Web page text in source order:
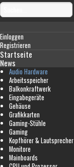
Einloggen
Registrieren
Startseite
News
Audio Hardware
Arbeitsspeicher
Balkonkraftwerk
Eingabegeräte
Gehäuse
Grafikkarten
Gaming-Stühle
Gaming
Kopfhörer & Lautsprecher
Monitore
Mainboards